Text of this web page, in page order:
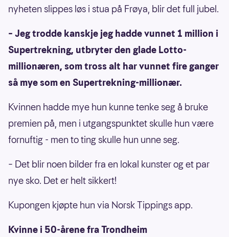
nyheten slippes løs i stua på Frøya, blir det full jubel.
– Jeg trodde kanskje jeg hadde vunnet 1 million i
Supertrekning, utbryter den glade Lotto-
millionæren, som tross alt har vunnet fire ganger
så mye som en Supertrekning-millionær.
Kvinnen hadde mye hun kunne tenke seg å bruke
premien på, men i utgangspunktet skulle hun være
fornuftig - men to ting skulle hun unne seg.
– Det blir noen bilder fra en lokal kunster og et par
nye sko. Det er helt sikkert!
Kupongen kjøpte hun via Norsk Tippings app.
Kvinne i 50-årene fra Trondheim